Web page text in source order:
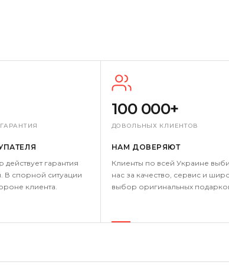
действует гарантия
В спорной ситуации
клиента.
100 000+
ДОВОЛЬНЫХ КЛИЕНТОВ
НАМ ДОВЕРЯЮТ
Клиенты по всей Украине
нас за качество, сервис и
выбор оригинальных